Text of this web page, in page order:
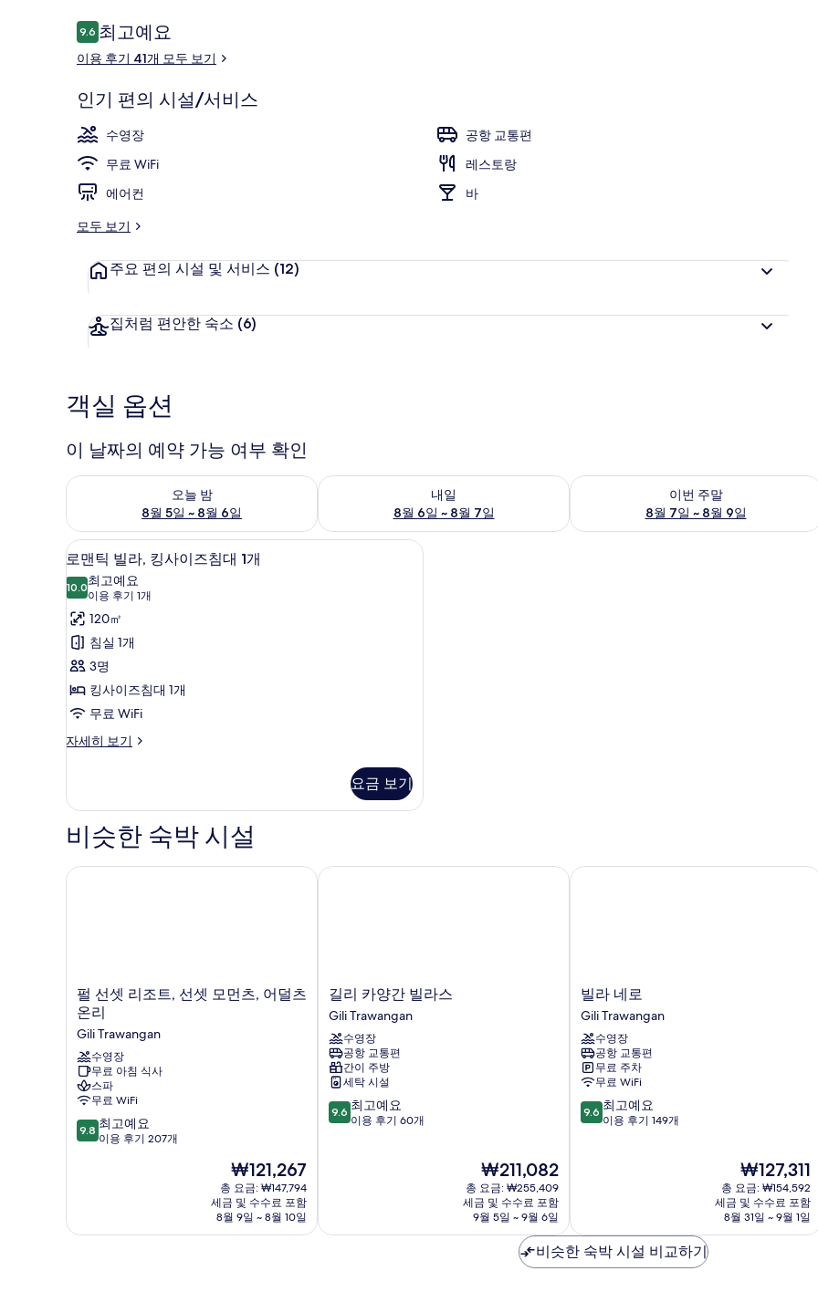
이
용
후
9.610점 만점 중 9.6점.
최고예요
이용 후기 41개 모두 보기
인기 편의 시설/서비스
수영장
공항 교통편
무료 WiFi
레스토랑
에어컨
바
모두 보기
주요 편의 시설 및 서비스 (12)
집처럼 편안한 숙소 (6)
객실 옵션
이 날짜의 예약 가능 여부 확인
오늘 밤
8월 5일 ~ 8월 6일
오늘 밤 예약 가능 여부 확인, 8월 5일 ~ 8월 6일
내일
8월 6일 ~ 8월 7일
내일 예약 가능 여부 확인, 8월 6일 ~ 8월 7일
이번 주말
8월 7일 ~ 8월 9일
이번 주말 예약 가능 여부 확인, 8월 7일
로
맨
틱
빌
라,
킹
사
이
즈
1
개
진
로맨틱 빌라, 킹사이즈침대 1개 | 거실 공간 | 평면 TV
12
로맨틱 빌라, 킹사이즈침대 1개
10.010.0점 만점 중 10점
최고예요
이용 후기 1개
(이
용
후
기
1
개)
120㎡
침실 1개
3명
킹사이즈침대 1개
무료 WiFi
자세히 보기
로
라,
사
즈
요금 보기
비슷한 숙박 시설
펄
선
셋
리
조
트,
선
셋
모
먼
리
펄 선셋 리조트, 선셋 모먼츠, 어덜츠
온리
Gili Trawangan
수영장
무료 아침 식사
스파
무료 WiFi
10
점
최
9.8 최고예요
이용 후기 207개
현
재
요
금
₩121,267
₩121,267
총 요금: ₩147,794
세금 및 수수료 포함
8월 9일 ~ 8월 10일
펄 선셋 리조트, 선셋 모먼츠, 어덜츠 온리
길
리
카
양
간
빌
라
스
Gili
길리 카양간 빌라스
Gili Trawangan
수영장
공항 교통편
간이 주방
세탁 시설
10
점
고
9.6 최고예요
이용 후기 60개
현
재
요
금
₩211,082
₩211,082
총 요금: ₩255,409
세금 및 수수료 포함
9월 5일 ~ 9월 6일
길리 카양간 빌라스
빌
라
네
로
Gili
Trawangan
빌라 네로
Gili Trawangan
수영장
공항 교통편
무료 주차
무료 WiFi
10
점
고
예
요,
9.6 최고예요
이용 후기 149개
현
재
요
금
₩127,311
₩127,311
총 요금: ₩154,592
세금 및 수수료 포함
8월 31일 ~ 9월 1일
빌라 네로
비슷한 숙박 시설 비교하기